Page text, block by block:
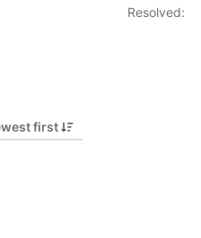
first
Resolved: